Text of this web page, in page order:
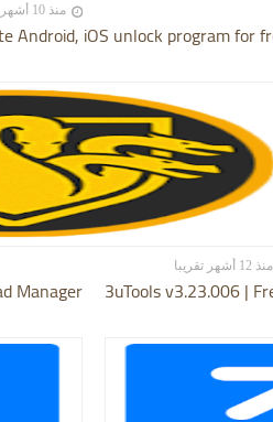
منذ 10 أشهر تقريبا
Android, iOS unlock program for
منذ 12 أشهر تقريبا
Manager 3uTools v3.23.006 |